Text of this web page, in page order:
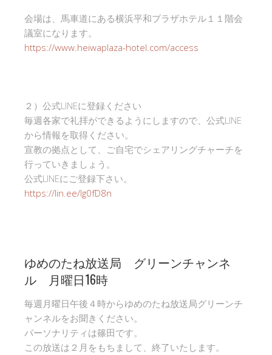
会場は、馬車道にある横浜平和プラザホテル１１階会
議室になります。
https://www.heiwaplaza-hotel.com/access
２）公式LINEに登録ください
毎週各家で礼拝ができるようにしますので、公式LINE
から情報を取得ください。
宣教の拠点として、ご自宅でシェアリングチャーチを
行っていきましょう。
公式LINEにご登録下さい。
https://lin.ee/Ig0fD8n
ゆめのたね放送局 グリーンチャンネ
ル 月曜日16時
毎週月曜日午後４時からゆめのたね放送局グリーンチ
ャンネルをお聞きください。
パーソナリティは篠田です。
この放送は２月をもちまして、終了いたします。